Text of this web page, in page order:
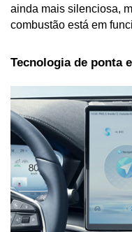
ainda mais silenciosa,
combustão está em
Tecnologia de ponta